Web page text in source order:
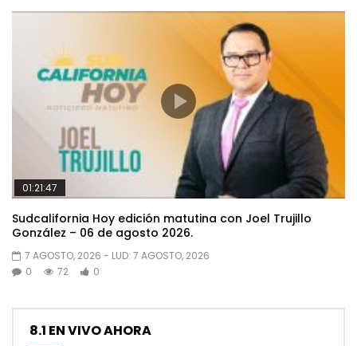
01:21:47
Sudcalifornia Hoy edición matutina con Joel Trujillo
González – 06 de agosto 2026.
7 AGOSTO, 2026 - LUD: 7 AGOSTO, 2026
0
72 0
8.1 EN VIVO AHORA